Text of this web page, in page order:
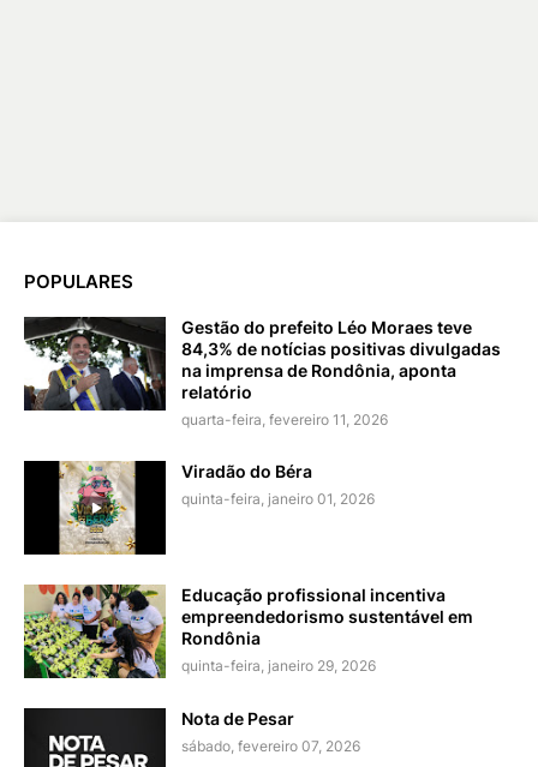
POPULARES
Gestão do prefeito Léo Moraes teve
84,3% de notícias positivas divulgadas
na imprensa de Rondônia, aponta
relatório
quarta-feira, fevereiro 11, 2026
Viradão do Béra
quinta-feira, janeiro 01, 2026
Educação profissional incentiva
empreendedorismo sustentável em
Rondônia
quinta-feira, janeiro 29, 2026
Nota de Pesar
sábado, fevereiro 07, 2026